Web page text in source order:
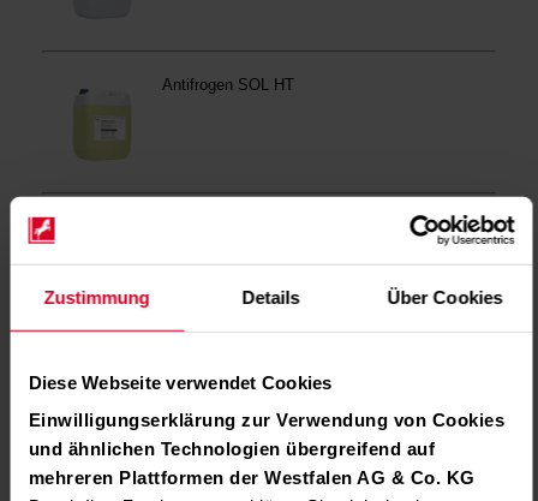
Zustimmung Details Über Cookies
Diese Webseite verwendet Cookies
Einwilligungserklärung zur Verwendung von Cookies
und ähnlichen Technologien übergreifend auf
mehreren Plattformen der Westfalen AG & Co. KG